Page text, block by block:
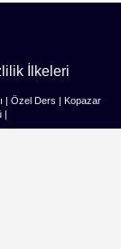
İlkeleri
Özel Ders
Kopazar
|